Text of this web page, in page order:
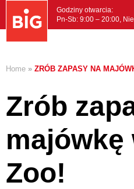
Godziny otwarcia:
Pn-Sb: 9:00 – 20:00,
Home » ZRÓB ZAPASY NA
Zrób
majówkę
Zoo!